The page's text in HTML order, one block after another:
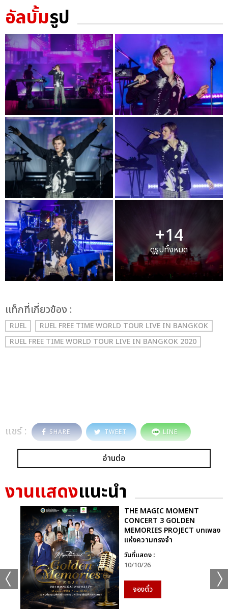
อัลบั้มรูป
+14
ดูรูปทั้งหมด
เเท็กที่เกี่ยวข้อง :
RUEL
RUEL FREE TIME WORLD TOUR LIVE IN BANGKOK
RUEL FREE TIME WORLD TOUR LIVE IN BANGKOK 2020
แชร์ : SHARE TWEET LINE
อ่านต่อ
งานแสดงแนะนำ
THE MAGIC MOMENT
CONCERT 3 GOLDEN
MEMORIES PROJECT บทเพลง
แห่งความทรงจำ
วันที่แสดง :
10/10/26
จองตั๋ว